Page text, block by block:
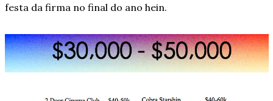
festa da firma no final do ano hein.